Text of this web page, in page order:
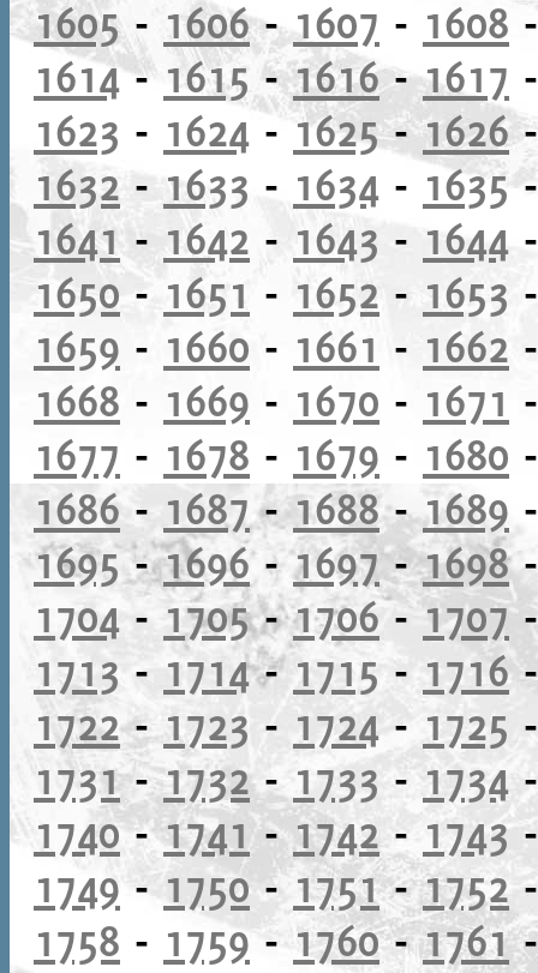
1605- 1606-1607 - 1608
1614- 1615 -1616-1617
1623 - 1624 - 1625-1626
1632-1633 - 1634 - 1635
1641- 1642 - 1643 - 1644
1650- 1651 - 1652 - 1653
1659 - 1660 - 1661 - 1662
1668 - 1669 - 1670 - 1671
1677 - 1678 - 1679 - 1680
1686 - 1687-1688-1689
1695-1696-1697-1698
1704 - 1705-1706-1707
1713 - 1714- 1715- 1716
1722-1723 - 1724- 1725
1731-1732-1733- 1734
1740-1741-1742 -1743
1749-1750-1751-1752
1758 - 1759-1760-1761